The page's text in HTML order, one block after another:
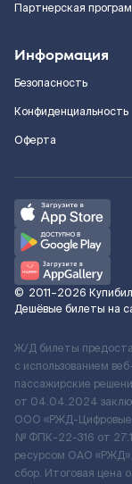
Партнерская
Информация
Безопасность
Конфиденциальность
Оферта
© 2011–2026
Дешёвые билеты на
Ж/Д билеты
с использованием
пассажирские
от 04.04.2024
ООО «РЖД-Цифровые
№ ФПК-22-316 от
ресурсом ОАО
сбор. Итоговая цена